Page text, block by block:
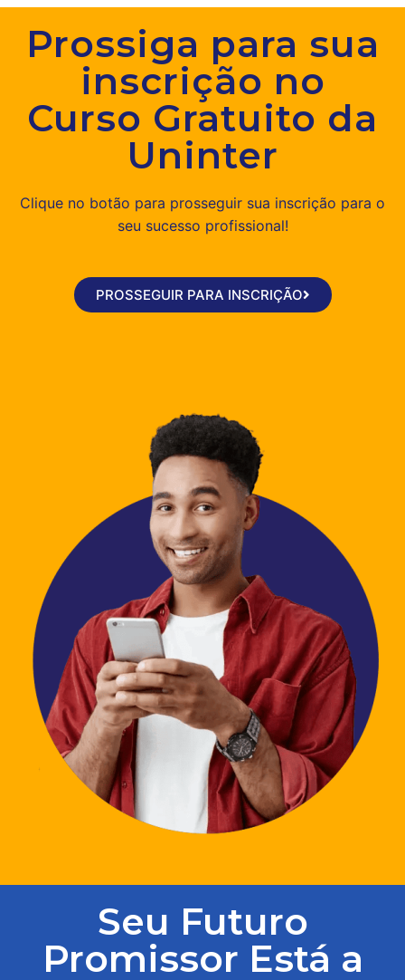
Prossiga para sua
inscrição no
Curso Gratuito da
Uninter
Clique no botão para prosseguir sua inscrição para o
seu sucesso profissional!
PROSSEGUIR PARA INSCRIÇÃO
Seu Futuro
Promissor Está a